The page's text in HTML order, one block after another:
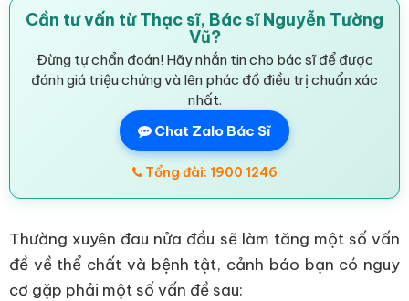
Cần tư vấn từ Thạc sĩ, Bác sĩ Nguyễn Tường
Vũ?
Đừng tự chẩn đoán! Hãy nhắn tin cho bác sĩ để được
đánh giá triệu chứng và lên phác đồ điều trị chuẩn xác
nhất.
Chat Zalo Bác Sĩ
Tổng đài: 1900 1246
Thường xuyên đau nửa đầu sẽ làm tăng một số vấn
đề về thể chất và bệnh tật, cảnh báo bạn có nguy
cơ gặp phải một số vấn đề sau: